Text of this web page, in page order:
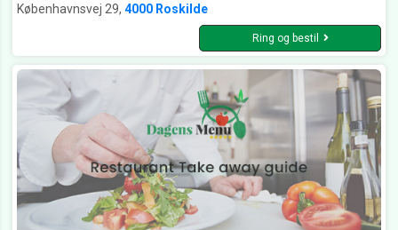
Københavnsvej 29, 4000 Roskilde
Ring og bestil